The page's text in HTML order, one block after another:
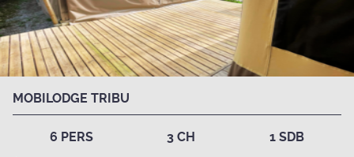
MOBILODGE TRIBU
6 PERS 3 CH
1 SDB